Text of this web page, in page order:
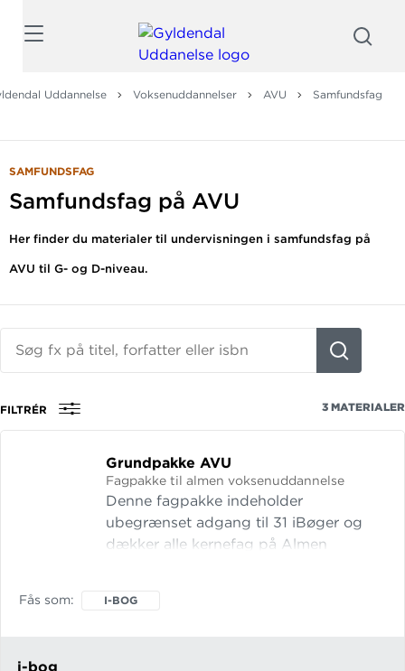
Uddannelse Voksenuddannelser AVU Samfundsfag
SAMFUNDSFAG
Samfundsfag på AVU
Her finder du materialer til undervisningen i samfundsfag på
AVU til G- og D-niveau.
titel,
FILTRÉR 3 MATERIALER
Grundpakke AVU
Fagpakke til almen voksenuddannelse
Denne fagpakke indeholder
ubegrænset adgang til 31 iBøger og
dækker alle kernefag på Almen
Dansk som andetsprog Engelsk
Fås som I-BOG
i-bog